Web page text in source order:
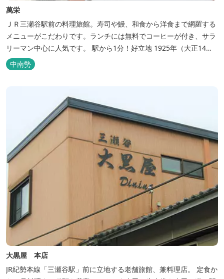
萬栄
ＪＲ三瀬谷駅前の料理旅館。寿司や鰻、和食から洋食まで網羅する
メニューがこだわりです。ランチには無料でコーヒーが付き、サラ
リーマン中心に人気です。 駅から1分！好立地 1925年（大正14
年）に開業した歴史ある旅館。JR三瀬谷駅から徒歩一分と好立地の
場所にあり、大変便利です。 部屋数は11室、大広間が2部屋。少人
中南勢
大黒屋 本店
JR紀勢本線「三瀬谷駅」前に立地する老舗旅館、兼料理店。 定食か